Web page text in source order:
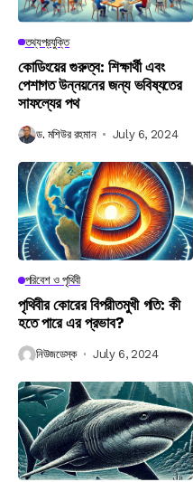
তথ্যপ্রযুক্তি
কোডিংয়ের গুরুত্ব: শিক্ষার্থী এবং
পেশাগত উন্নয়নের জন্য ভবিষ্যতের
সাফল্যের পথ
ড. মশিউর রহমান July 6, 2024
পরিবেশ ও পৃথিবী
পৃথিবীর কোরের বিপরীতমুখী গতি: কী
হতে পারে এর প্রভাব?
নিউজডেস্ক July 6, 2024